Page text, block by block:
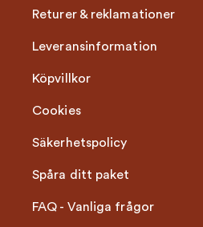
Returer & reklamationer
Leveransinformation
Köpvillkor
Cookies
Säkerhetspolicy
Spåra ditt paket
FAQ - Vanliga frågor